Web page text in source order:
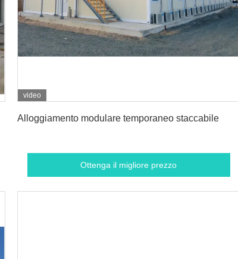
video
Alloggiamento modulare temporaneo staccabile
Ottenga il migliore prezzo